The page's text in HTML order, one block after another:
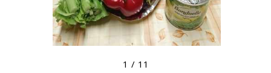
1 / 11